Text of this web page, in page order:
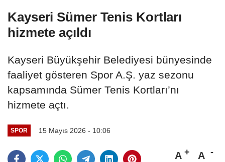
Kayseri Sümer Tenis Kortları
hizmete açıldı
Kayseri Büyükşehir Belediyesi bünyesinde
faaliyet gösteren Spor A.Ş. yaz sezonu
kapsamında Sümer Tenis Kortları’nı
hizmete açtı.
SPOR 15 Mayıs 2026 - 10:06
A A